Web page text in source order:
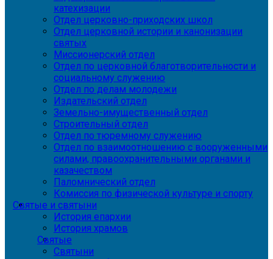
катехизации
Отдел церковно-приходских школ
Отдел церковной истории и канонизации
святых
Миссионерский отдел
Отдел по церковной благотворительности и
социальному служению
Отдел по делам молодежи
Издательский отдел
Земельно-имущественный отдел
Строительный отдел
Отдел по тюремному служению
Отдел по взаимоотношению с вооруженными
силами, правоохранительными органами и
казачеством
Паломнический отдел
Комиссия по физической культуре и спорту
Святые и святыни
История епархии
История храмов
Святые
Святыни